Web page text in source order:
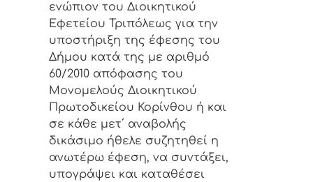
ενώπιον του Διοικητικού
Εφετείου Τριπόλεως για την
υποστήριξη της έφεσης του
Δήμου κατά της με αριθμό
60/2010 απόφασης του
Μονομελούς Διοικητικού
Πρωτοδικείου Κορίνθου ή και
σε κάθε μετ΄ αναβολής
δικάσιμο ήθελε συζητηθεί η
ανωτέρω έφεση, να συντάξει,
υπογράψει και καταθέσει